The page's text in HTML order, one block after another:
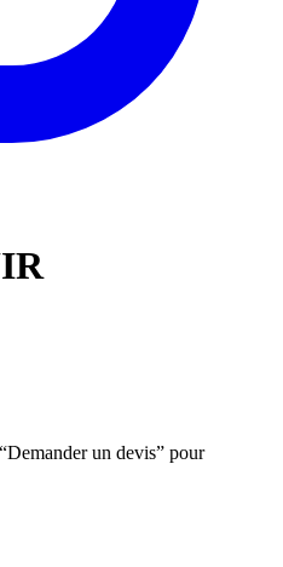
un devis” pour